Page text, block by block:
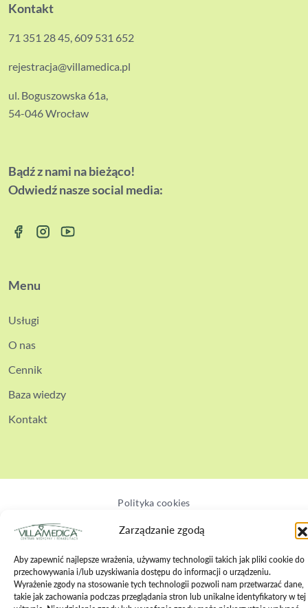
Zarządzanie zgodą
Aby zapewnić najlepsze wrażenia, używamy technologii takich jak pliki cookie do
przechowywania i/lub uzyskiwania dostępu do informacji o urządzeniu.
Wyrażenie zgody na stosowanie tych technologii pozwoli nam przetwarzać dane,
takie jak zachowania podczas przeglądania stron lub unikalne identyfikatory w tej
Kontakt
71 351 28 45, 609 531 652
rejestracja@villamedica.pl
ul. Boguszowska 61a,
54-046 Wrocław
Bądź z nami na bieżąco!
Odwiedź nasze social media:
Menu
Usługi
O nas
Cennik
Baza wiedzy
Kontakt
Polityka cookies
Polityka prywatności
Polityka bezpieczeństwa
Regulamin zabiegów